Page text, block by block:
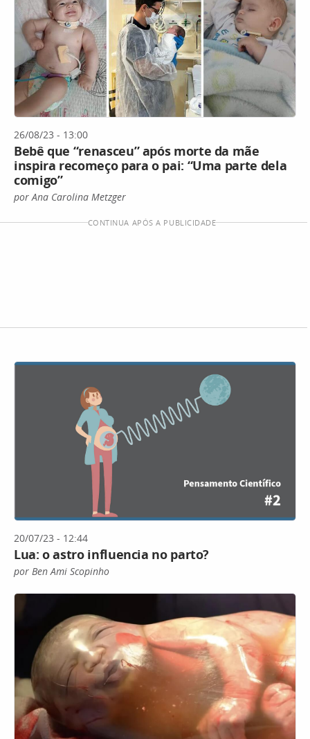
26/08/23 - 13:00
Bebê que “renasceu” após morte da mãe
inspira recomeço para o pai: “Uma parte dela
comigo”
por Ana Carolina Metzger
CONTINUA APÓS A PUBLICIDADE
20/07/23 - 12:44
Lua: o astro influencia no parto?
por Ben Ami Scopinho